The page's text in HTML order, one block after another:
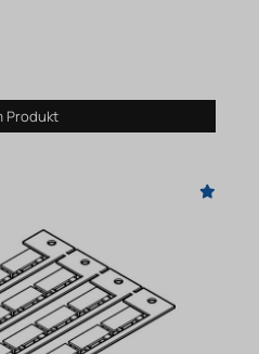
Produkt